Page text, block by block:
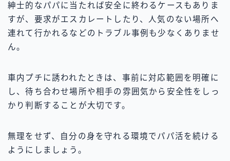
紳士的なパパに当たれば安全に終わるケースもありま
すが、要求がエスカレートしたり、人気のない場所へ
連れて行かれるなどのトラブル事例も少なくありませ
ん。
車内プチに誘われたときは、事前に対応範囲を明確に
し、待ち合わせ場所や相手の雰囲気から安全性をしっ
かり判断することが大切です。
無理をせず、自分の身を守れる環境でパパ活を続ける
ようにしましょう。